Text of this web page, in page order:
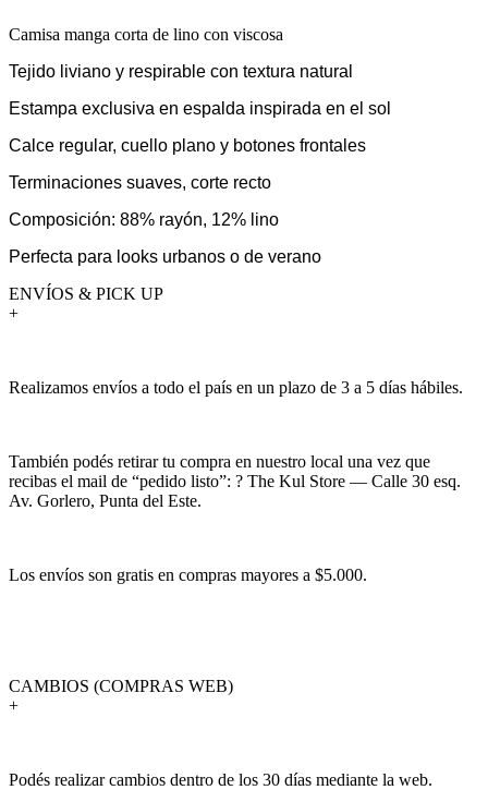
Camisa manga corta de lino con viscosa
Tejido liviano y respirable con textura natural
Estampa exclusiva en espalda inspirada en el sol
Calce regular, cuello plano y botones frontales
Terminaciones suaves, corte recto
Composición: 88% rayón, 12% lino
Perfecta para looks urbanos o de verano
ENVÍOS & PICK UP
+
Realizamos envíos a todo el país en un plazo de 3 a 5 días hábiles.
También podés retirar tu compra en nuestro local una vez que
recibas el mail de “pedido listo”: ? The Kul Store — Calle 30 esq.
Av. Gorlero, Punta del Este.
Los envíos son gratis en compras mayores a $5.000.
CAMBIOS (COMPRAS WEB)
+
Podés realizar cambios dentro de los 30 días mediante la web.